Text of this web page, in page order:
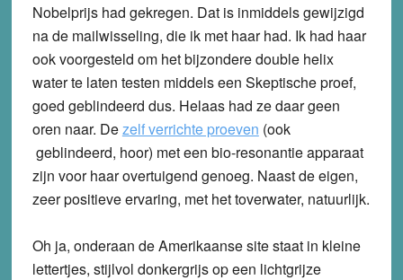
Nobelprijs had gekregen. Dat is inmiddels gewijzigd
na de mailwisseling, die ik met haar had. Ik had haar
ook voorgesteld om het bijzondere double helix
water te laten testen middels een Skeptische proef,
goed geblindeerd dus. Helaas had ze daar geen
oren naar. Dezelf verrichte proeven (ook
geblindeerd, hoor) met een bio-resonantie apparaat
zijn voor haar overtuigend genoeg. Naast de eigen,
zeer positieve ervaring, met het toverwater, natuurlijk.
Oh ja, onderaan de Amerikaanse site staat in kleine
lettertjes, stijlvol donkergrijs op een lichtgrijze